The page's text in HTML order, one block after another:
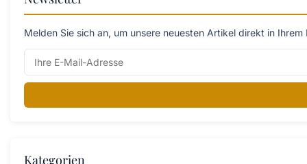
Melden Sie sich an, um unsere neuesten Artikel direkt in
Kategorien